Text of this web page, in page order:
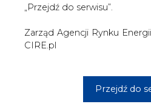
„Przejdź do serwisu”.
Zarząd Agencji Rynku
CIRE.pl
Przejdź do